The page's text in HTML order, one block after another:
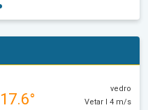
17.6°
vedro
Vetar I 4 m/s